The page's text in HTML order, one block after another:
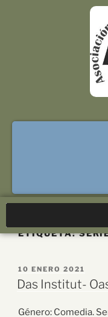
ETIQUETA:
10 ENERO 2021
Das Institut-
Género: Comedia.